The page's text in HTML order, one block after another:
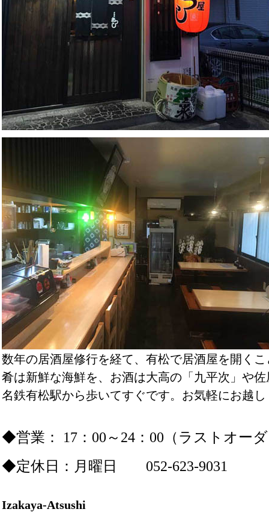
数年の居酒屋修行を経て、有松で居酒屋を開く
肴は新鮮な海鮮を、お酒は大高の「九平次」や
名鉄有松駅から歩いてすぐです。お気軽にお越
◆営業： 17：00～24：00（ラストオー
◆定休日：月曜日 052-623-9031
Izakaya-Atsushi